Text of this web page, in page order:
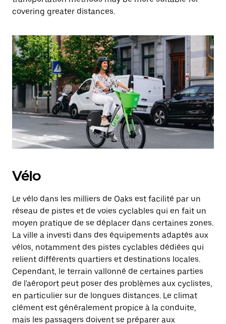
covering greater distances.
Vélo
Le vélo dans les milliers de Oaks est facilité par un
réseau de pistes et de voies cyclables qui en fait un
moyen pratique de se déplacer dans certaines zones.
La ville a investi dans des équipements adaptés aux
vélos, notamment des pistes cyclables dédiées qui
relient différents quartiers et destinations locales.
Cependant, le terrain vallonné de certaines parties
de l'aéroport peut poser des problèmes aux cyclistes,
en particulier sur de longues distances. Le climat
clément est généralement propice à la conduite,
mais les passagers doivent se préparer aux